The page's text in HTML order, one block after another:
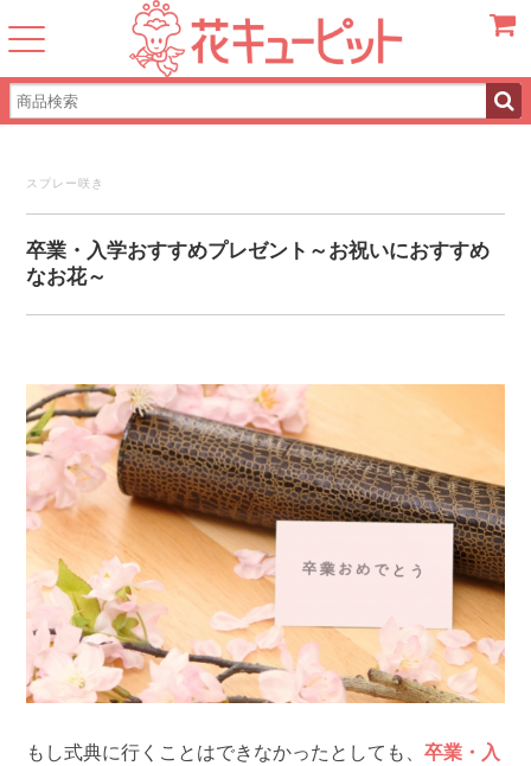
スプレー咲き
卒業・入学おすすめプレゼント～お祝いにおすすめ
なお花～
もし式典に行くことはできなかったとしても、卒業・入